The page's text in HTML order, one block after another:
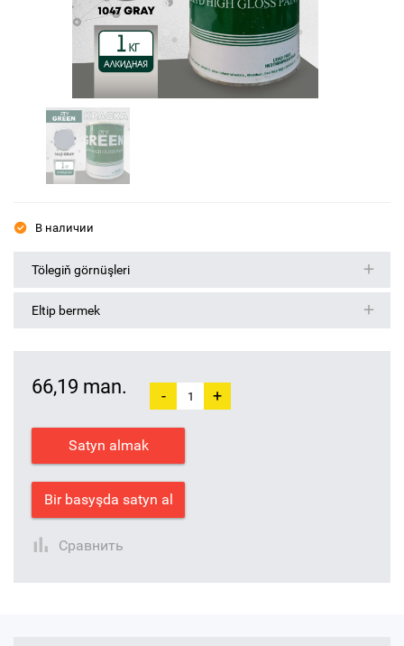
В наличии
Tölegiň görnüşleri
Eltip bermek
66,19 man. - +
Satyn almak
Bir basyşda satyn al
Сравнить